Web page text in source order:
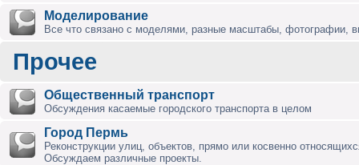
Моделирование
Все что связано с моделями, разные масштабы, фотографии,
Прочее
Общественный транспорт
Обсуждения касаемые городского транспорта в целом
Город Пермь
Реконструкции улиц, объектов, прямо или косвенно
Обсуждаем различные проекты.